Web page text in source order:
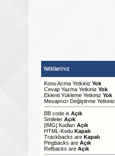
Yetkileriniz
Konu Acma Yetkiniz Yok
Cevap Yazma Yetkiniz Yok
Eklenti Yükleme Yetkiniz Yok
Mesajınızı Değiştirme Yetkiniz
BB code is Açık
Smileler Açık
[IMG] Kodları Açık
HTML-Kodu Kapalı
Trackbacks are Kapalı
Pingbacks are Açık
Refbacks are Açık